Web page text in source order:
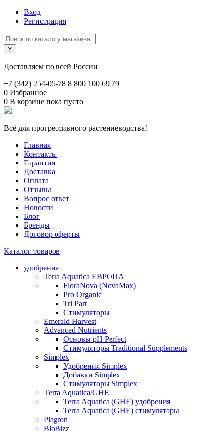
Вход
Регистрация
Доставляем по всей России
+7 (342) 254-05-78 8 800 100 69 79
0 Избранное
0 В корзине пока пусто
Всё для прогрессивного растениеводства!
Главная
Контакты
Гарантия
Доставка
Оплата
Отзывы
Вопрос ответ
Новости
Блог
Бренды
Договор оферты
Каталог товаров
удобрение
Terra Aquatica ЕВРОПА
FloraNova (NovaMax)
Pro Organic
Tri Part
Стимуляторы
Emerald Harvest
Advanced Nutrients
Основы pH Perfect
Стимуляторы Traditional Supplements
Simplex
Удобрения Simplex
Добавки Simplex
Стимуляторы Simplex
Тerra Aquatica/GHE
Terra Aquatica (GHE) удобрения
Terra Aquatica (GHE) стимуляторы
Plagron
BioBizz